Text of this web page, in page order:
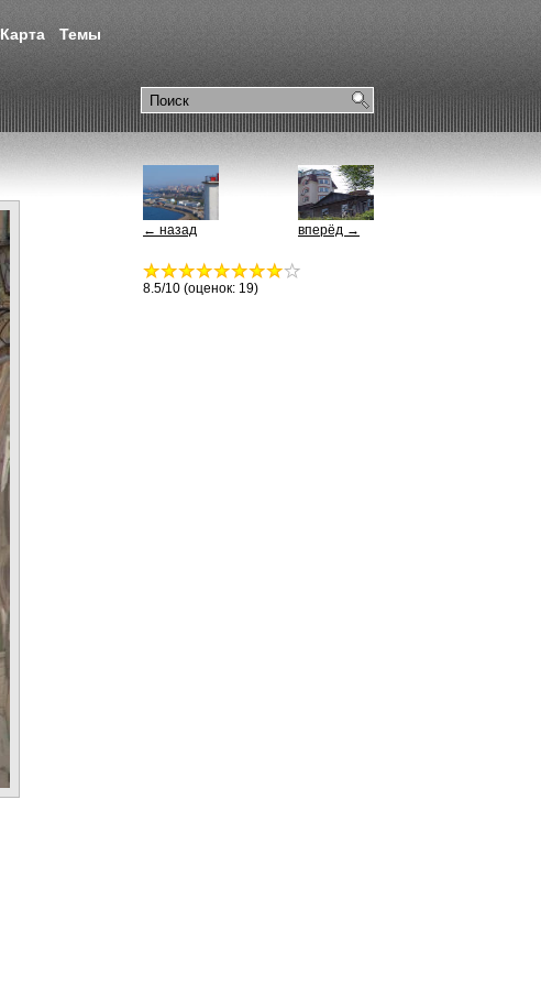
Карта Темы
вперёд →
← назад
8.5/10 (оценок: 19)